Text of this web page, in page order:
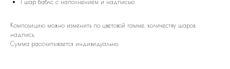
1 шар баблс с наполнением и надписью
Композицию можно изменить по цветовой гамме, количеству шаров,
надпись.
Сумма рассчитывается индивидуально.